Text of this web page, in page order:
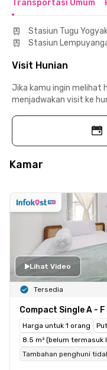
Transportasi Umum
Stasiun Tugu
Stasiun
Visit Hunian
Jika kamu ingin melihat
menjadwakan visit ke
Kamar
Lihat Video
Tersedia
Compact Single A - F
Harga untuk 1 orang
8.5 m² (belum termasuk
Tambahan penghuni